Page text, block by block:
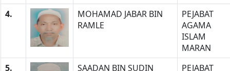
4.
MOHAMAD JABAR BIN
RAMLE
PEJABAT
AGAMA
ISLAM
MARAN
5.
SAADAN BIN SUDIN
PEJABAT